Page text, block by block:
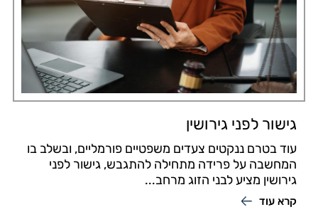
גישור לפני גירושין
עוד בטרם ננקטים צעדים משפטיים פורמליים, ובשלב בו
המחשבה על פרידה מתחילה להתגבש, גישור לפני
גירושין מציע לבני הזוג מרחב...
קרא עוד